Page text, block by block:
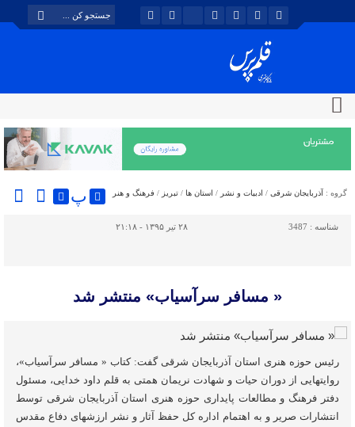
گروه : آذربایجان شرقی / ادبیات و نشر / استان ها / تبریز / فرهنگ و هنر پ
شناسه : 3487 ۲۸ تیر ۱۳۹۵ - ۲۱:۱۸
« مسافر سرآسیاب» منتشر شد
رئیس حوزه هنری استان آذربایجان شرقی گفت: کتاب « مسافر سرآسیاب»،
روایتهایی از دوران حیات و شهادت نریمان همتی به قلم داود خدایی، مسئول
دفتر فرهنگ و مطالعات پایداری حوزه هنری استان آذربایجان شرقی توسط
انتشارات صریر و به اهتمام اداره کل حفظ آثار و نشر ارزشهای دفاع مقدس